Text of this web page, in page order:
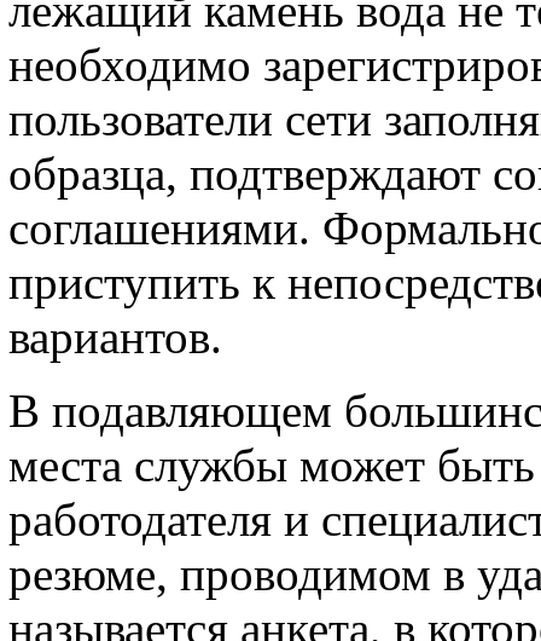
необходимо
пользователи сети
образца, подтверждают
соглашениями.
приступить к
вариантов.
В подавляющем
места службы может быть
работодателя и
резюме, проводимом в
называется анкета, в